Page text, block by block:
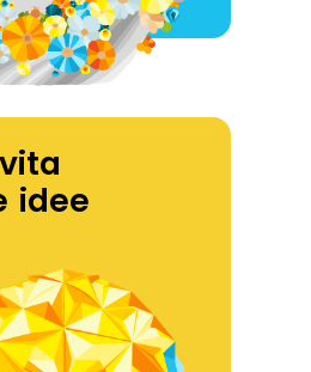
idee